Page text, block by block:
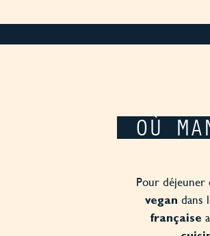
OÙ
Pour déjeuner
vegan dans
française